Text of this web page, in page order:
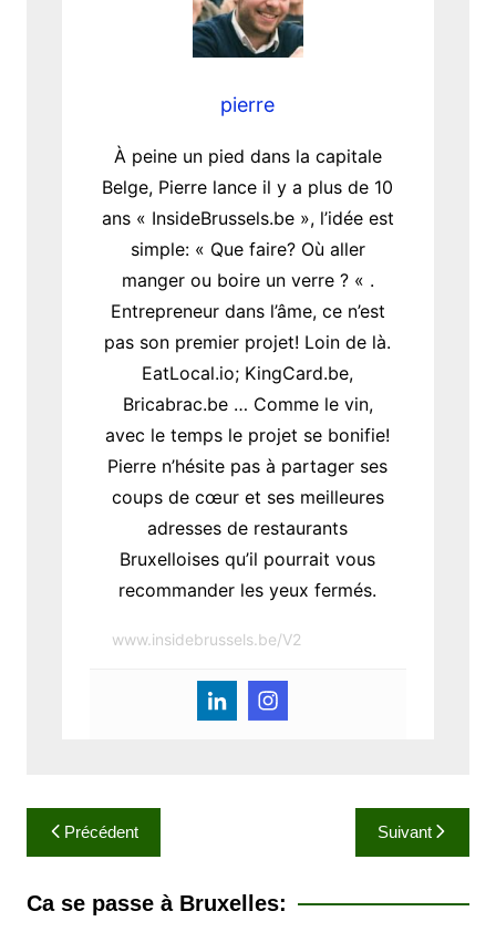
pierre
À peine un pied dans la capitale
Belge, Pierre lance il y a plus de 10
ans « InsideBrussels.be », l’idée est
simple: « Que faire? Où aller
manger ou boire un verre ? « .
Entrepreneur dans l’âme, ce n’est
pas son premier projet! Loin de là.
EatLocal.io; KingCard.be,
Bricabrac.be … Comme le vin,
avec le temps le projet se bonifie!
Pierre n’hésite pas à partager ses
coups de cœur et ses meilleures
adresses de restaurants
Bruxelloises qu’il pourrait vous
recommander les yeux fermés.
www.insidebrussels.be/V2
a
v
Précédent Suivant
Ca se passe à Bruxelles: